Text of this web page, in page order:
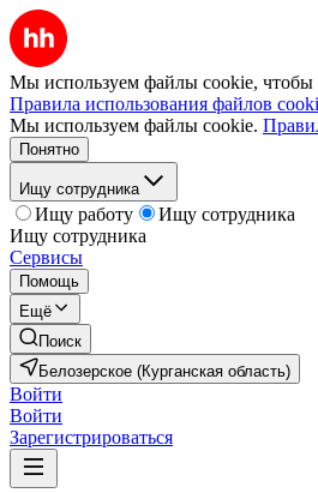
Мы используем файлы cookie, чтобы
Правила использования файлов
Мы используем файлы cookie.
Понятно
Ищу сотрудника
Ищу работу
Ищу сотрудника
Ищу сотрудника
Сервисы
Помощь
Ещё
Поиск
Белозерское (Курганская область)
Войти
Войти
Зарегистрироваться